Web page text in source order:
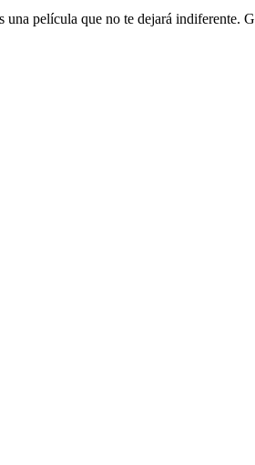
película que no te dejará indiferente.